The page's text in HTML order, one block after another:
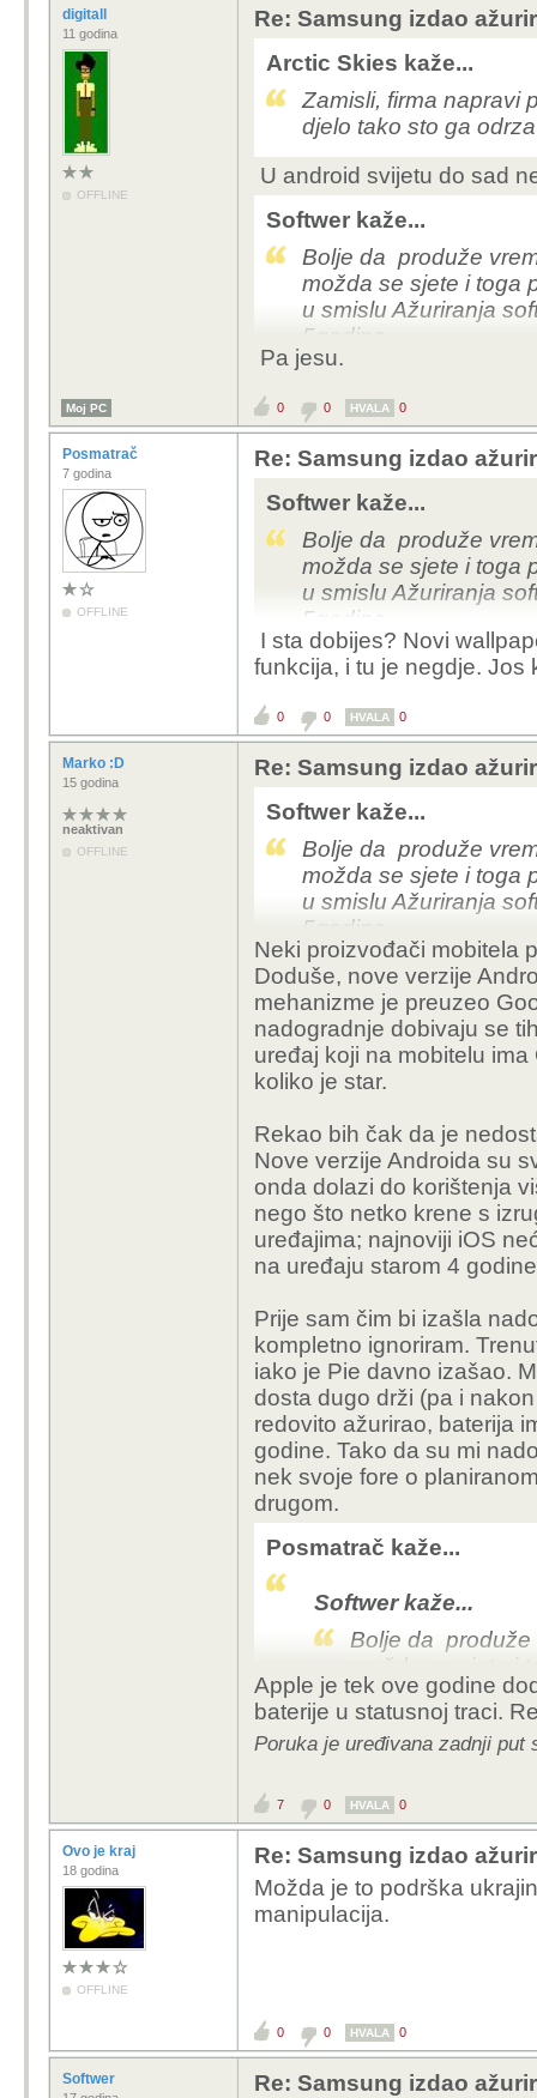
digitall
11 godina
OFFLINE
Re: Samsung izdao
Arctic Skies kaže...
Zamisli, firma napravi
djelo tako sto ga
U android svijetu do sad
Softwer kaže...
Bolje da produže
možda se sjete i toga
u smislu Ažuriranja
5godina.
Pa jesu.
Moj PC 0 0 HVALA 0
Posmatrač
7 godina
OFFLINE
Re: Samsung izdao
Softwer kaže...
Bolje da produže
možda se sjete i toga
u smislu Ažuriranja
5godina.
I sta dobijes? Novi
funkcija, i tu je negdje. Jos
0 0 HVALA 0
Marko :D
15 godina
neaktivan
OFFLINE
Re: Samsung izdao
Softwer kaže...
Bolje da produže
možda se sjete i toga
u smislu Ažuriranja
5godina.
Neki proizvođači mobitela
Doduše, nove verzije
mehanizme je preuzeo
nadogradnje dobivaju se
uređaj koji na mobitelu
koliko je star.
Rekao bih čak da je
Nove verzije Androida su
onda dolazi do korištenja
nego što netko krene s
uređajima; najnoviji iOS
na uređaju starom 4
Prije sam čim bi izašla
kompletno ignoriram.
iako je Pie davno izašao.
dosta dugo drži (pa i
redovito ažurirao, baterija
godine. Tako da su mi
nek svoje fore o
drugom.
Posmatrač kaže...
Softwer kaže...
Bolje da produže
možda se sjete i
podrške u smislu
update npr
android po funkcija, i
Apple je tek ove godine
baterije u statusnoj traci.
Poruka je uređivana zadnji put
7 0 HVALA 0
Ovo je kraj
18 godina
OFFLINE
Re: Samsung izdao
Možda je to podrška
manipulacija.
0 0 HVALA 0
Softwer Re: Samsung izdao